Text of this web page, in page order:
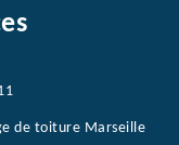
de toiture Marseille